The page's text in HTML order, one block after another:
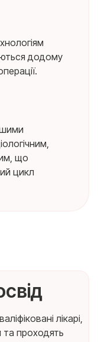
додому
що
цикл
лікарі,
та проходять